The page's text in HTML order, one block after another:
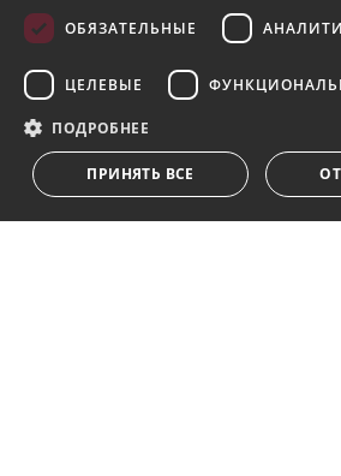
Получайте обновления о
и образе жизни в Марбелье
Я принимаюполитика
ОБЯЗАТЕЛЬНЫЕ
ЦЕЛЕВЫЕ
ПОДРОБНЕЕ
ПРИНЯТЬ ВСЕ